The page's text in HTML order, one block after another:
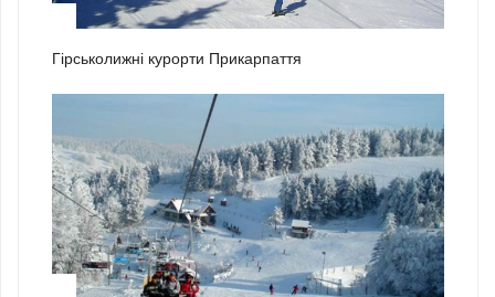
Гірськолижні курорти Прикарпаття